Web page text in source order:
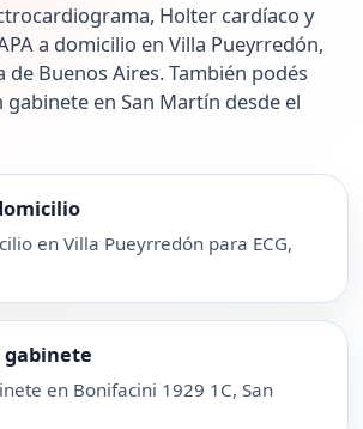
Holter cardíaco y
a domicilio en Villa Pueyrredón,
de Buenos Aires. También podés
en San Martín desde el
en Villa Pueyrredón para ECG,
en Bonifacini 1929 1C, San